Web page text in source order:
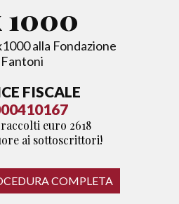
1000
alla Fondazione
Fantoni
FISCALE
euro 2618
ai sottoscrittori!
COMPLETA